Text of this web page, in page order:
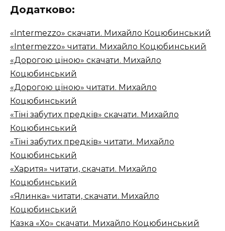
Додатково:
«Intermezzo» скачати. Михайло Коцюбинський
«Intermezzo» читати. Михайло Коцюбинський
«Дорогою ціною» скачати. Михайло
Коцюбинський
«Дорогою ціною» читати. Михайло
Коцюбинський
«Тіні забутих предків» скачати. Михайло
Коцюбинський
«Тіні забутих предків» читати. Михайло
Коцюбинський
«Харитя» читати, скачати. Михайло
Коцюбинський
«Ялинка» читати, скачати. Михайло
Коцюбинський
Казка «Хо» скачати. Михайло Коцюбинський